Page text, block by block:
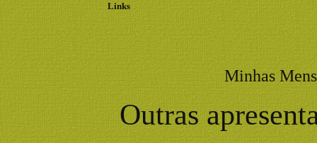
Links
Minhas
Outras